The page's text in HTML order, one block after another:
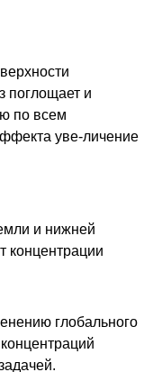
поглощает и
по всем
уве-личение
и нижней
глобального